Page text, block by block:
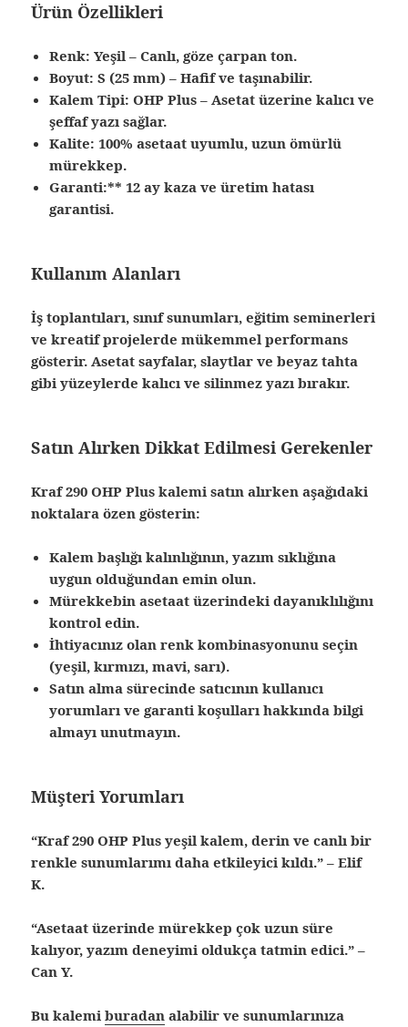
Ürün Özellikleri
Renk: Yeşil – Canlı, göze çarpan ton.
Boyut: S (25 mm) – Hafif ve taşınabilir.
Kalem Tipi: OHP Plus – Asetat üzerine kalıcı ve
şeffaf yazı sağlar.
Kalite: 100% asetaat uyumlu, uzun ömürlü
mürekkep.
Garanti:** 12 ay kaza ve üretim hatası
garantisi.
Kullanım Alanları
İş toplantıları, sınıf sunumları, eğitim seminerleri
ve kreatif projelerde mükemmel performans
gösterir. Asetat sayfalar, slaytlar ve beyaz tahta
gibi yüzeylerde kalıcı ve silinmez yazı bırakır.
Satın Alırken Dikkat Edilmesi Gerekenler
Kraf 290 OHP Plus kalemi satın alırken aşağıdaki
noktalara özen gösterin:
Kalem başlığı kalınlığının, yazım sıklığına
uygun olduğundan emin olun.
Mürekkebin asetaat üzerindeki dayanıklılığını
kontrol edin.
İhtiyacınız olan renk kombinasyonunu seçin
(yeşil, kırmızı, mavi, sarı).
Satın alma sürecinde satıcınınkullanıcı
yorumları vegaranti koşulları hakkında bilgi
almayı unutmayın.
Müşteri Yorumları
“Kraf 290 OHP Plus yeşil kalem, derin ve canlı bir
renkle sunumlarımı daha etkileyici kıldı.” –Elif
K.
“Asetaat üzerinde mürekkep çok uzun süre
kalıyor, yazım deneyimi oldukça tatmin edici.” –
Can Y.
Bu kalemiburadan alabilir ve sunumlarınıza